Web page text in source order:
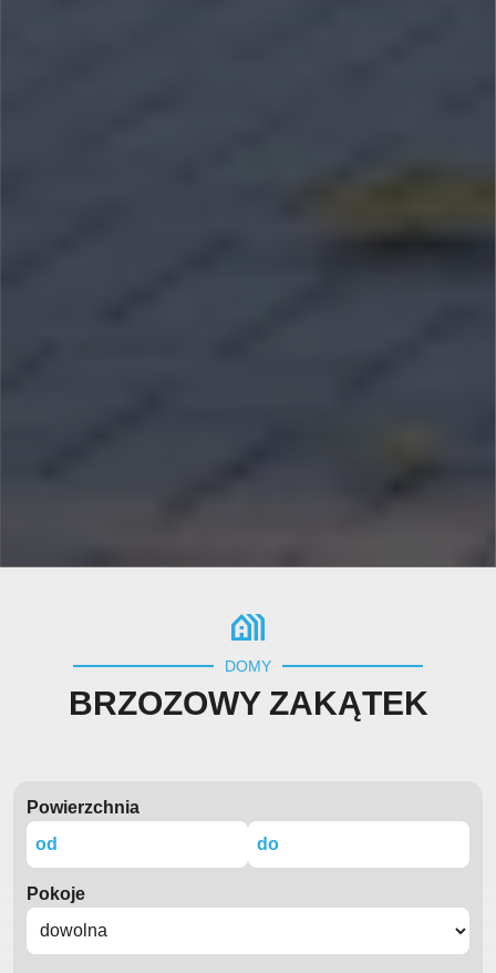
holiday_village
DOMY
BRZOZOWY ZAKĄTEK
Powierzchnia
Pokoje